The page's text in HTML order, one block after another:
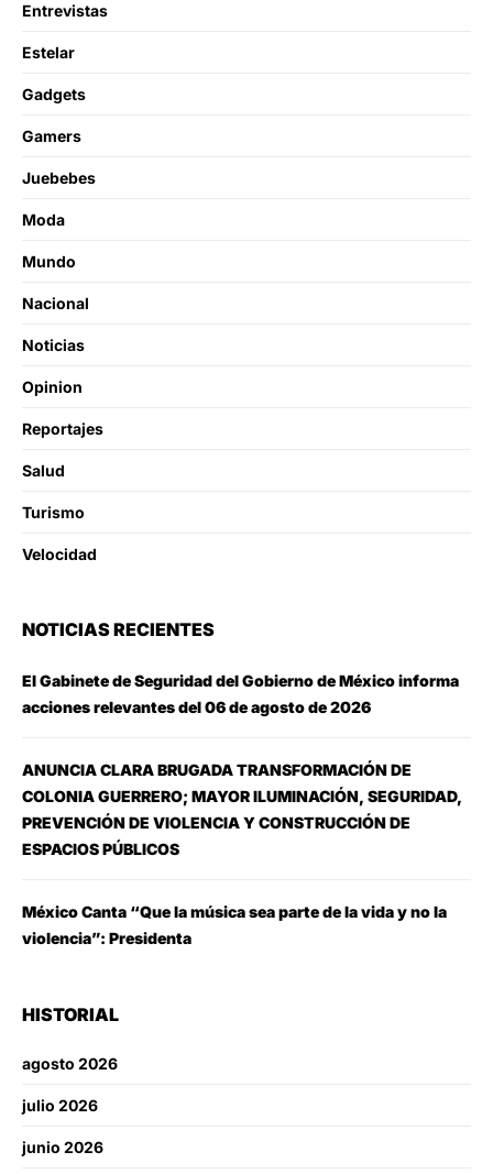
Entrevistas
Estelar
Gadgets
Gamers
Juebebes
Moda
Mundo
Nacional
Noticias
Opinion
Reportajes
Salud
Turismo
Velocidad
NOTICIAS RECIENTES
El Gabinete de Seguridad del Gobierno de México informa
acciones relevantes del 06 de agosto de 2026
ANUNCIA CLARA BRUGADA TRANSFORMACIÓN DE
COLONIA GUERRERO; MAYOR ILUMINACIÓN, SEGURIDAD,
PREVENCIÓN DE VIOLENCIA Y CONSTRUCCIÓN DE
ESPACIOS PÚBLICOS
México Canta “Que la música sea parte de la vida y no la
violencia”: Presidenta
HISTORIAL
agosto 2026
julio 2026
junio 2026